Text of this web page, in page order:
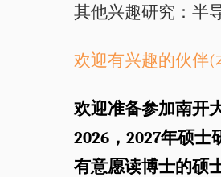
其他兴趣研究：半
欢迎有兴趣的伙伴(
欢迎准备参加南开
2026，2027年硕士
有意愿读博士的硕